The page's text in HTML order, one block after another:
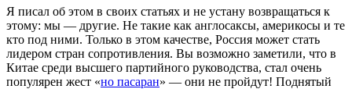
Я писал об этом в своих статьях и не устану возвращаться к
этому: мы — другие. Не такие как англосаксы, америкосы и те
кто под ними. Только в этом качестве, Россия может стать
лидером стран сопротивления. Вы возможно заметили, что в
Китае среди высшего партийного руководства, стал очень
популярен жест «но пасаран» — они не пройдут! Поднятый